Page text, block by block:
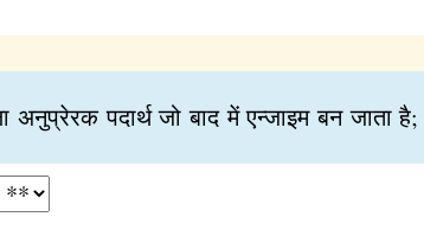
अनुप्रेरक पदार्थ जो बाद में एन्जाइम बन जाता